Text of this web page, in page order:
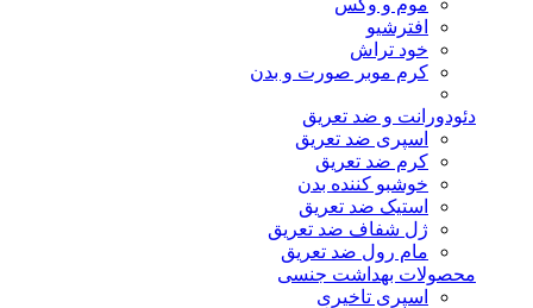
موم و وکس
افترشیو
خود تراش
کرم موبر صورت و بدن
دئودورانت و ضد تعریق
اسپری ضد تعریق
کرم ضد تعریق
خوشبو کننده بدن
استیک ضد تعریق
ژل شفاف ضد تعریق
مام رول ضد تعریق
محصولات بهداشت جنسی
اسپری تاخیری